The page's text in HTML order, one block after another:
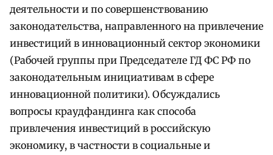
деятельности и по совершенствованию
законодательства, направленного на привлечение
инвестиций в инновационный сектор экономики
(Рабочей группы при Председателе ГД ФС РФ по
законодательным инициативам в сфере
инновационной политики). Обсуждались
вопросы краудфандинга как способа
привлечения инвестиций в российскую
экономику, в частности в социальные и